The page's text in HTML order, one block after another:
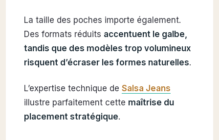
La taille des poches importe également.
Des formats réduits accentuent le galbe,
tandis que des modèles trop volumineux
risquent d’écraser les formes naturelles.
L’expertise technique de Salsa Jeans
illustre parfaitement cette maîtrise du
placement stratégique.